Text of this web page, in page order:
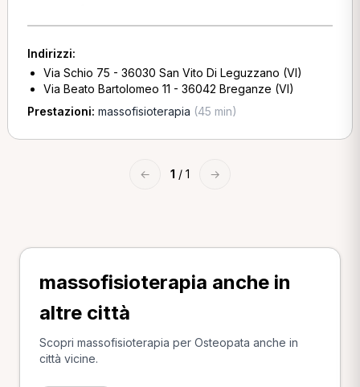
Indirizzi:
Via Schio 75 - 36030 San Vito Di Leguzzano (VI)
Via Beato Bartolomeo 11 - 36042 Breganze (VI)
Prestazioni: massofisioterapia (45 min)
← 1 / 1 →
massofisioterapia anche in
altre città
Scopri massofisioterapia per Osteopata anche in
città vicine.